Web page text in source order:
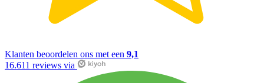
Klanten beoordelen ons met een 9,1
16.611 reviews via